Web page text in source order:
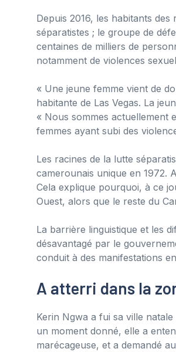
Depuis 2016, les habitants
séparatistes ; le groupe de
centaines de milliers de
notamment de violences
« Une jeune femme vient de
habitante de Las Vegas. La
« Nous sommes actuellement
femmes ayant subi des
Les racines de la lutte
camerounais unique en 1972.
Cela explique pourquoi, à ce
Ouest, alors que le reste du
La barrière linguistique et les
désavantagé par le
conduit à des manifestations
A atterri dans la
Kerin Ngwa a fui sa ville
un moment donné, elle a
marécageuse, et a demandé